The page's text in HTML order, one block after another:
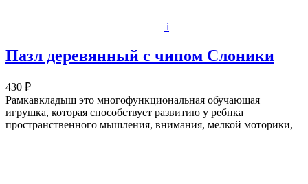
i
Пазл деревянный с чипом Слоники
430 ₽
Рамкавкладыш это многофункциональная обучающая
игрушка, которая способствует развитию у ребнка
пространственного мышления, внимания, мелкой моторики,